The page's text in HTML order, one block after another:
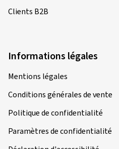
Clients B2B
Informations légales
Mentions légales
Conditions générales de vente
Politique de confidentialité
Paramètres de confidentialité